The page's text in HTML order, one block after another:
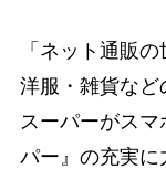
「ネット通販
洋服・雑貨な
スーパーがス
パー』の充実に